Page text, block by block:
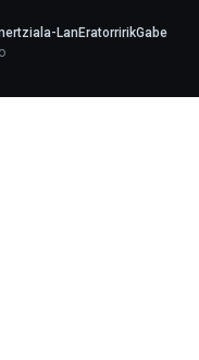
LanEratorririkGabe